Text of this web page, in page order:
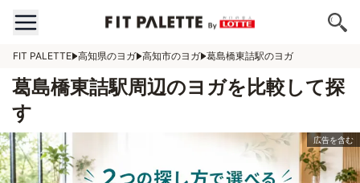
FIT PALETTE 高知県のヨガ 高知市のヨガ 葛島橋東詰駅のヨガ
葛島橋東詰駅周辺のヨガを比較して探
す